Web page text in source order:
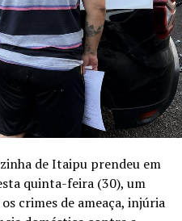
de Itaipu prendeu em
quinta-feira (30), um
crimes de ameaça, injúria